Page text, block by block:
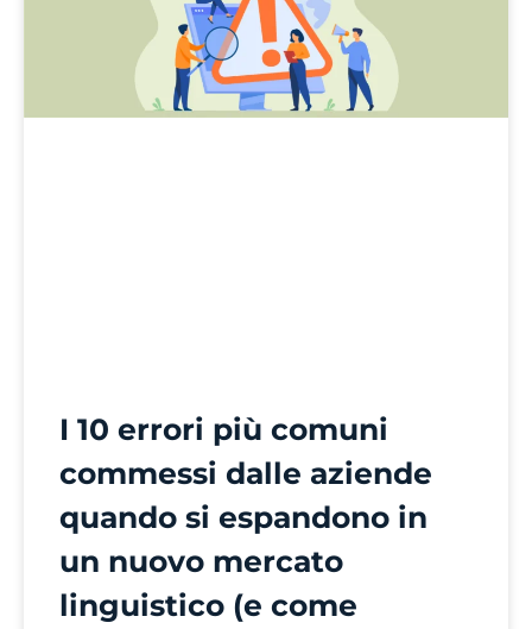
I 10 errori più comuni
commessi dalle aziende
quando si espandono in
un nuovo mercato
linguistico (e come